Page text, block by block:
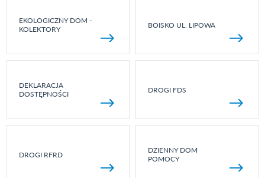
EKOLOGICZNY DOM -
KOLEKTORY
BOISKO UL. LIPOWA
DEKLARACJA
DOSTĘPNOŚCI
DROGI FDS
DROGI RFRD
DZIENNY DOM
POMOCY